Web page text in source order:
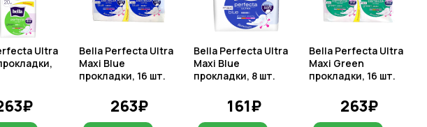
Ultra
Bella Perfecta Ultra
Maxi Blue
прокладки, 16 шт.
263₽
Bella Perfecta Ultra
Maxi Blue
прокладки, 8 шт.
161₽
Bella Perfecta Ultra
Maxi Green
прокладки, 16 шт.
263₽